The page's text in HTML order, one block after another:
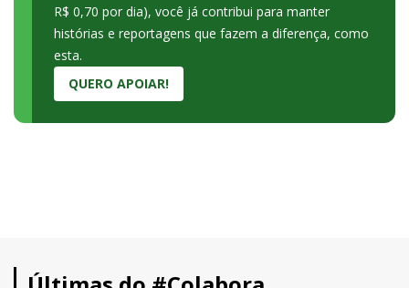
R$ 0,70 por dia), você já contribui para manter
histórias e reportagens que fazem a diferença, como
esta.
QUERO APOIAR!